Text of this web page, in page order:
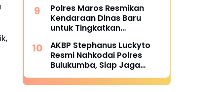
Polres Maros Resmikan
Kendaraan Dinas Baru
untuk Tingkatkan
AKBP Stephanus Luckyto
Resmi Nahkodai Polres
Bulukumba, Siap Jaga
Kondusivitas Wilayah